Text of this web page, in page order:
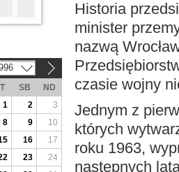
Historia
minister
nazwą
czasie wojny
Jednym z
których
roku 1963,
następnych
SB
ND
1
2
3
8 9
10
16
17
23
24